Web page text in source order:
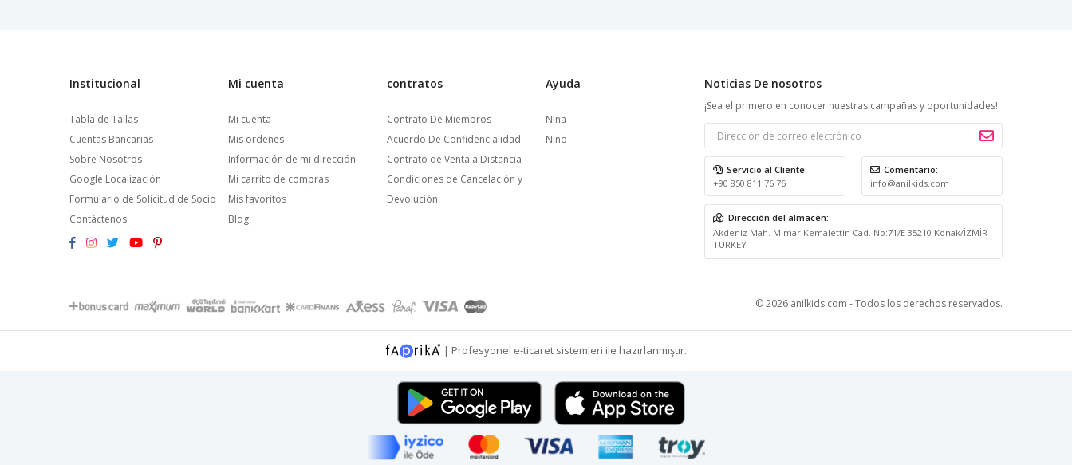
Institucional
Tabla de Tallas
Cuentas Bancarias
Sobre Nosotros
Google Localización
Formulario de Solicitud de Socio
Contáctenos
Mi cuenta
Mi cuenta
Mis ordenes
Información de mi dirección
Mi carrito de compras
Mis favoritos
Blog
contratos
Contrato De Miembros
Acuerdo De Confidencialidad
Contrato de Venta a Distancia
Condiciones de Cancelación y
Devolución
Ayuda
Niña
Niño
Noticias De nosotros
¡Sea el primero en conocer nuestras campañas y oportunidades!
Servicio al Cliente:
+90 850 811 76 76
Comentario:
info@anilkids.com
Dirección del almacén:
Akdeniz Mah. Mimar Kemalettin Cad. No:71/E 35210 Konak/İZMİR -
TURKEY
© 2026 anilkids.com - Todos los derechos reservados.
| Profesyonel e-ticaret sistemleri ile hazırlanmıştır.